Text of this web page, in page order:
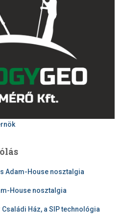
Adam-House nosztalgia
House nosztalgia
Családi Ház, a SIP technológia